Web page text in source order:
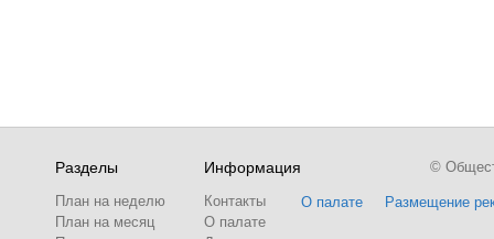
Разделы
План на неделю
План на месяц
Информация
Контакты
О палате
О палате Размещение
©